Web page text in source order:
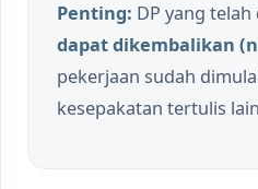
Penting: DP yang
dapat dikembalikan
pekerjaan sudah
kesepakatan tertulis